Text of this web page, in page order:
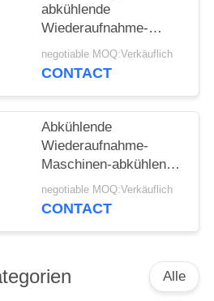
abkühlende
Wiederaufnahme-
Maschine des Grau-
10kg mit 5" LCD-
negotiable MOQ:Verkäuflich
CONTACT
Abkühlende
Wiederaufnahme-
Maschinen-abkühlende
Soem-Wechselstroms
negotiable MOQ:Verkäuflich
CONTACT
Alle